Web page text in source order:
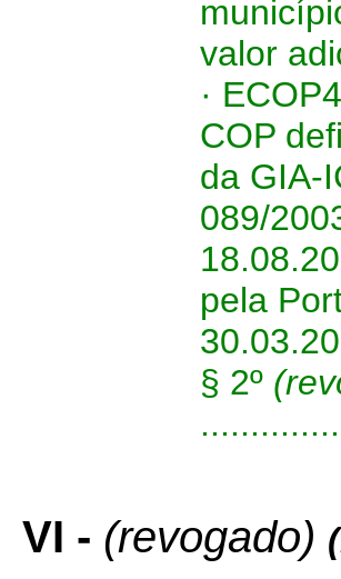
valor
·
COP
da GIA-
089/
pela
§ 2º
VI - (revogado)